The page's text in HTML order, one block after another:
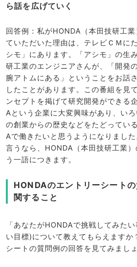
ら話を広げていく
回答例：私がHONDA（本田技研工
ていただいた理由は、テレビＣＭに
シモ」にあります。「アシモ」の生
研工業のエンジニアさんが、「開発
腕アトムにある」ということをお話
したことがあります。この番組を見
ンセプトを掲げて研究開発ができる
Aという企業に大変興味があり、い
の創業からの歴史などをたどってい
Aで働きたいと思うようになりまし
言うなら、HONDA（本田技研工業
う一語につきます。
HONDAのエントリーシート
関すること
「あなたがHONDAで挑戦してみた
い目標)について教えてもらえますか
シートの質問例の回答を見てみましょ